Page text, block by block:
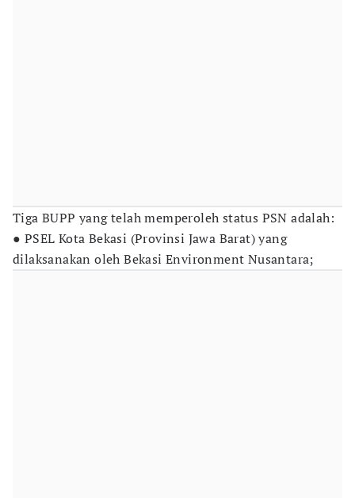
Tiga BUPP yang telah memperoleh status PSN adalah:
● PSEL Kota Bekasi (Provinsi Jawa Barat) yang
dilaksanakan oleh Bekasi Environment Nusantara;